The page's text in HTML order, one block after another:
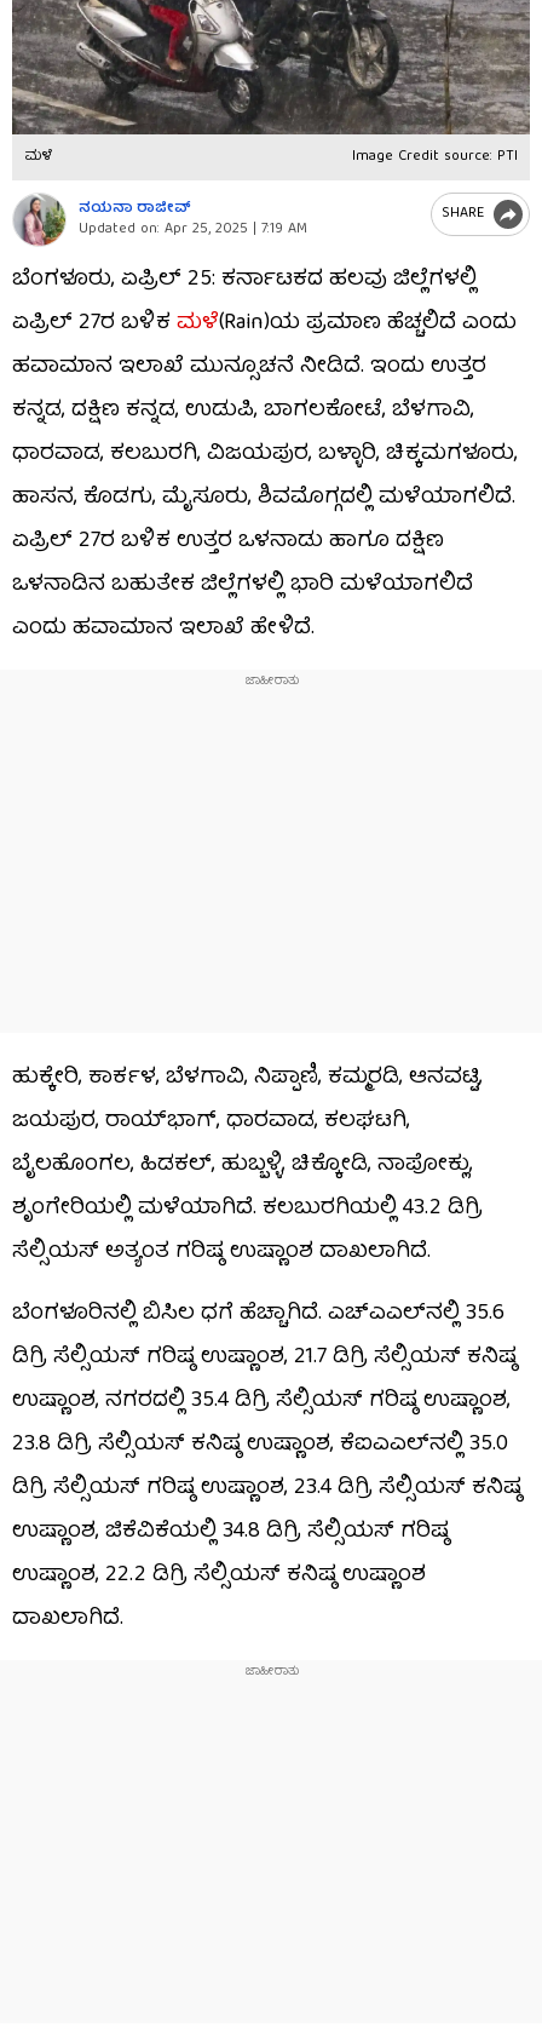
ಮಳೆ Image Credit source: PTI
ನಯನಾ ರಾಜೀವ್
Updated on: Apr 25, 2025 | 7:19 AM
SHARE
ಬೆಂಗಳೂರು, ಏಪ್ರಿಲ್ 25: ಕರ್ನಾಟಕದ ಹಲವು ಜಿಲ್ಲೆಗಳಲ್ಲಿ
ಏಪ್ರಿಲ್ 27ರ ಬಳಿಕಮಳೆ(Rain)ಯ ಪ್ರಮಾಣ ಹೆಚ್ಚಲಿದೆ ಎಂದು
ಹವಾಮಾನ ಇಲಾಖೆ ಮುನ್ಸೂಚನೆ ನೀಡಿದೆ. ಇಂದು ಉತ್ತರ
ಕನ್ನಡ, ದಕ್ಷಿಣ ಕನ್ನಡ, ಉಡುಪಿ, ಬಾಗಲಕೋಟೆ, ಬೆಳಗಾವಿ,
ಧಾರವಾಡ, ಕಲಬುರಗಿ, ವಿಜಯಪುರ, ಬಳ್ಳಾರಿ, ಚಿಕ್ಕಮಗಳೂರು,
ಹಾಸನ, ಕೊಡಗು, ಮೈಸೂರು, ಶಿವಮೊಗ್ಗದಲ್ಲಿ ಮಳೆಯಾಗಲಿದೆ.
ಏಪ್ರಿಲ್ 27ರ ಬಳಿಕ ಉತ್ತರ ಒಳನಾಡು ಹಾಗೂ ದಕ್ಷಿಣ
ಒಳನಾಡಿನ ಬಹುತೇಕ ಜಿಲ್ಲೆಗಳಲ್ಲಿ ಭಾರಿ ಮಳೆಯಾಗಲಿದೆ
ಎಂದು ಹವಾಮಾನ ಇಲಾಖೆ ಹೇಳಿದೆ.
ಹುಕ್ಕೇರಿ, ಕಾರ್ಕಳ, ಬೆಳಗಾವಿ, ನಿಪ್ಪಾಣಿ, ಕಮ್ಮರಡಿ, ಆನವಟ್ಟಿ,
ಜಯಪುರ, ರಾಯ್​ಭಾಗ್, ಧಾರವಾಡ, ಕಲಘಟಗಿ,
ಬೈಲಹೊಂಗಲ, ಹಿಡಕಲ್, ಹುಬ್ಬಳ್ಳಿ, ಚಿಕ್ಕೋಡಿ, ನಾಪೋಕ್ಲು,
ಶೃಂಗೇರಿಯಲ್ಲಿ ಮಳೆಯಾಗಿದೆ. ಕಲಬುರಗಿಯಲ್ಲಿ 43.2 ಡಿಗ್ರಿ
ಸೆಲ್ಸಿಯಸ್ ಅತ್ಯಂತ ಗರಿಷ್ಠ ಉಷ್ಣಾಂಶ ದಾಖಲಾಗಿದೆ.
ಬೆಂಗಳೂರಿನಲ್ಲಿ ಬಿಸಿಲ ಧಗೆ ಹೆಚ್ಚಾಗಿದೆ. ಎಚ್​ಎಎಲ್​ನಲ್ಲಿ 35.6
ಡಿಗ್ರಿ ಸೆಲ್ಸಿಯಸ್ ಗರಿಷ್ಠ ಉಷ್ಣಾಂಶ, 21.7 ಡಿಗ್ರಿ ಸೆಲ್ಸಿಯಸ್ ಕನಿಷ್ಠ
ಉಷ್ಣಾಂಶ, ನಗರದಲ್ಲಿ 35.4 ಡಿಗ್ರಿ ಸೆಲ್ಸಿಯಸ್ ಗರಿಷ್ಠ ಉಷ್ಣಾಂಶ,
23.8 ಡಿಗ್ರಿ ಸೆಲ್ಸಿಯಸ್ ಕನಿಷ್ಠ ಉಷ್ಣಾಂಶ, ಕೆಐಎಎಲ್​ನಲ್ಲಿ 35.0
ಡಿಗ್ರಿ ಸೆಲ್ಸಿಯಸ್ ಗರಿಷ್ಠ ಉಷ್ಣಾಂಶ, 23.4 ಡಿಗ್ರಿ ಸೆಲ್ಸಿಯಸ್ ಕನಿಷ್ಠ
ಉಷ್ಣಾಂಶ, ಜಿಕೆವಿಕೆಯಲ್ಲಿ 34.8 ಡಿಗ್ರಿ ಸೆಲ್ಸಿಯಸ್ ಗರಿಷ್ಠ
ಉಷ್ಣಾಂಶ, 22.2 ಡಿಗ್ರಿ ಸೆಲ್ಸಿಯಸ್ ಕನಿಷ್ಠ ಉಷ್ಣಾಂಶ
ದಾಖಲಾಗಿದೆ.